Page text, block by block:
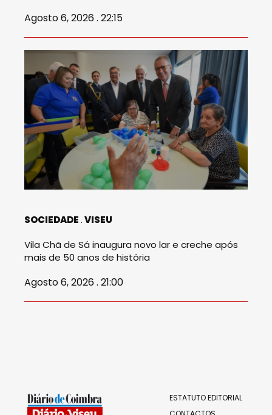
Agosto 6, 2026 . 22:15
SOCIEDADE VISEU
Vila Chã de Sá inaugura novo lar e creche após
mais de 50 anos de história
Agosto 6, 2026 . 21:00
ESTATUTO EDITORIAL